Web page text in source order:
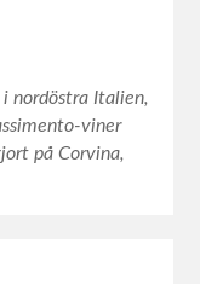
nordöstra Italien,
viner
på Corvina,